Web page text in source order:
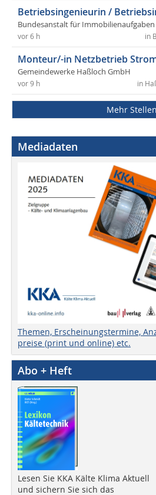
Betriebsingenieurin /
Bundesanstalt für Immobilienaufgaben
in
vor 6 h
Monteur/-in Netzbetrieb
Gemeindewerke Haßloch GmbH
in
vor 9 h
Mehr Stellen
Mediadaten
Themen, Erscheinungstermine,
preise (print und online) etc.
Abo + Heft
Lesen Sie KKA Kälte Klima Aktuell
und sichern Sie sich das